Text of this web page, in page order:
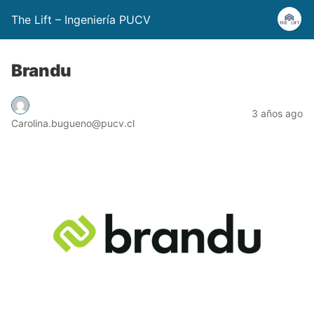
The Lift – Ingeniería PUCV
Brandu
Carolina.bugueno@pucv.cl
3 años ago